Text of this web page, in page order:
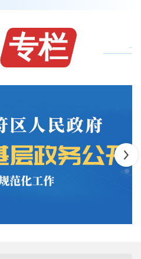
专栏